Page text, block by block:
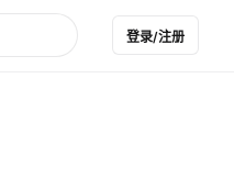
登录/注册